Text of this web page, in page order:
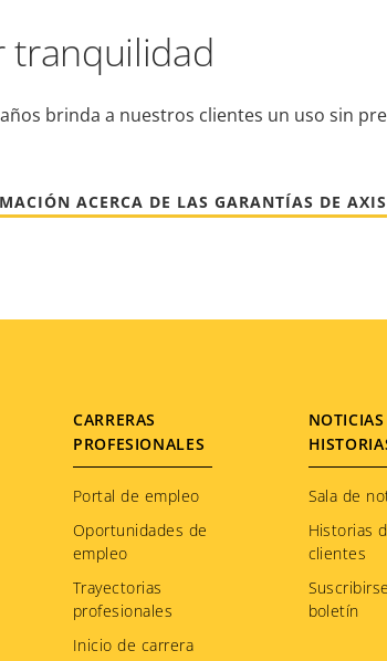
tranquilidad
brinda a nuestros clientes un uso sin
ACERCA DE LAS GARANTÍAS DE AXIS
CARRERAS
PROFESIONALES
Portal de empleo
Oportunidades de
empleo
Trayectorias
profesionales
Inicio de carrera
NOTICIAS
Sala de
Historias
clientes
boletín